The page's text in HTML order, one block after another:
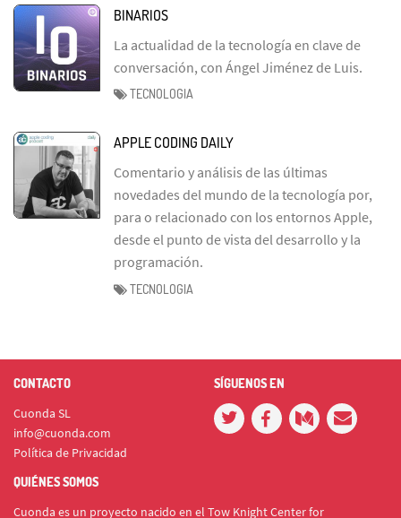
BINARIOS
La actualidad de la tecnología en clave de
conversación, con Ángel Jiménez de Luis.
TECNOLOGIA
APPLE CODING DAILY
Comentario y análisis de las últimas
novedades del mundo de la tecnología por,
para o relacionado con los entornos Apple,
desde el punto de vista del desarrollo y la
programación.
TECNOLOGIA
CONTACTO
Cuonda SL
info@cuonda.com
Política de Privacidad
SÍGUENOS EN
QUIÉNES SOMOS
Cuonda es un proyecto nacido en el Tow Knight Center for